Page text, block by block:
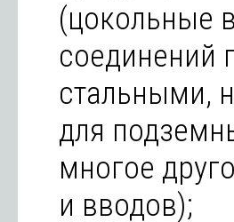
(цокольные
соединений
стальными,
для
многое
и вводов);